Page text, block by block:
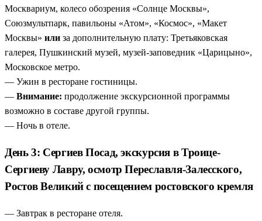
Москвариум, колесо обозрения «Солнце Москвы»,
Союзмультпарк, павильоны «Атом», «Космос», «Макет
Москвы» или за дополнительную плату: Третьяковская
галерея, Пушкинский музей, музей-заповедник «Царицыно»,
Московское метро.
— Ужин в ресторане гостиницы.
— Внимание: продолжение экскурсионной программы
возможно в составе другой группы.
— Ночь в отеле.
День 3: Сергиев Посад, экскурсия в Троице-
Сергиеву Лавру, осмотр Переславля-Залесского,
Ростов Великий с посещением ростовского кремля
— Завтрак в ресторане отеля.